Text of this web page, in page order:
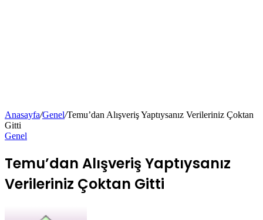
Anasayfa/Genel/Temu’dan Alışveriş Yaptıysanız Verileriniz Çoktan
Gitti
Genel
Temu’dan Alışveriş Yaptıysanız
Verileriniz Çoktan Gitti